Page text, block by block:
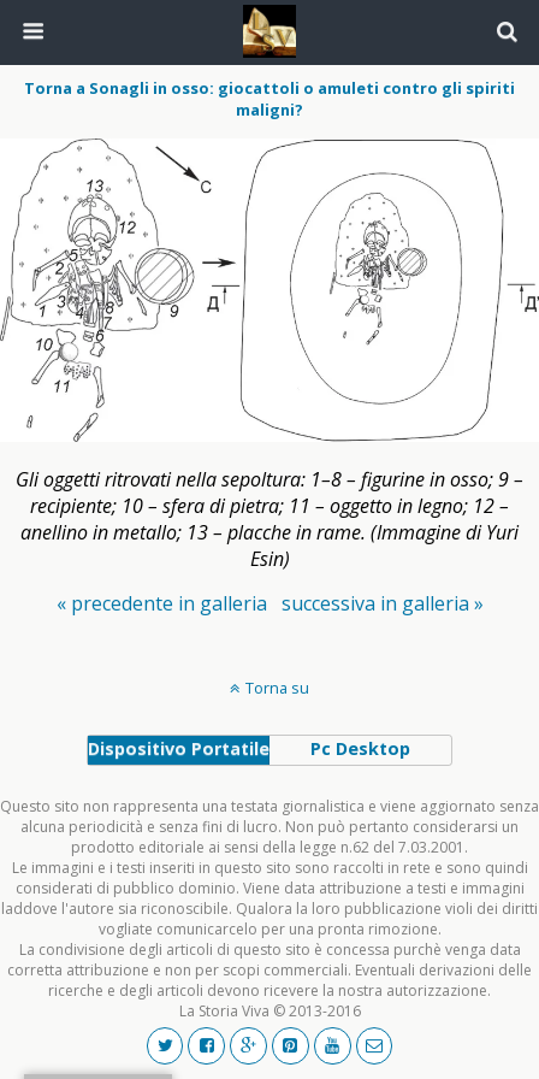
Torna a Sonagli in osso: giocattoli o amuleti contro gli spiriti
maligni?
Gli oggetti ritrovati nella sepoltura: 1–8 – figurine in osso; 9 –
recipiente; 10 – sfera di pietra; 11 – oggetto in legno; 12 –
anellino in metallo; 13 – placche in rame. (Immagine di Yuri
Esin)
« precedente in galleria successiva in galleria »
Torna su
Dispositivo Portatile Pc Desktop
Questo sito non rappresenta una testata giornalistica e viene aggiornato senza
alcuna periodicità e senza fini di lucro. Non può pertanto considerarsi un
prodotto editoriale ai sensi della legge n.62 del 7.03.2001.
Le immagini e i testi inseriti in questo sito sono raccolti in rete e sono quindi
considerati di pubblico dominio. Viene data attribuzione a testi e immagini
laddove l'autore sia riconoscibile. Qualora la loro pubblicazione violi dei diritti
vogliate comunicarcelo per una pronta rimozione.
La condivisione degli articoli di questo sito è concessa purchè venga data
corretta attribuzione e non per scopi commerciali. Eventuali derivazioni delle
ricerche e degli articoli devono ricevere la nostra autorizzazione.
La Storia Viva © 2013-2016